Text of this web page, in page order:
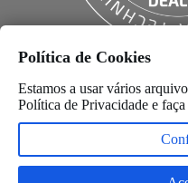
Política de Cookies
Estamos a usar vários
Política de Privacidade e faça